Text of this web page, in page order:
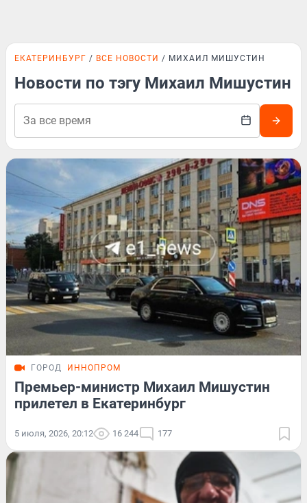
ЕКАТЕРИНБУРГ ВСЕ НОВОСТИ МИХАИЛ МИШУСТИН
Новости по тэгу Михаил Мишустин
ГОРОД ИННОПРОМ
Премьер-министр Михаил Мишустин
прилетел в Екатеринбург
5 июля, 2026, 20:12 16 244 177